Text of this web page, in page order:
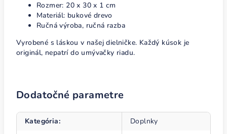
Rozmer: 20 x 30 x 1 cm
Materiál: bukové drevo
Ručná výroba, ručná razba
Vyrobené s láskou v našej dielničke. Každý kúsok je
originál, nepatrí do umývačky riadu.
Dodatočné parametre
Kategória:
Doplnky